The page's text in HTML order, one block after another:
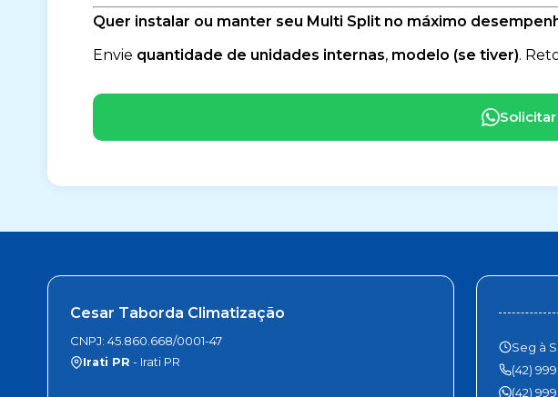
Quer instalar ou manter seu Multi Split no máximo
Envie quantidade de unidades internas, modelo (se tiver).
Cesar Taborda Climatização
CNPJ: 45.860.668/0001-47
Irati PR - Irati PR
Seg à
(42)
(42)